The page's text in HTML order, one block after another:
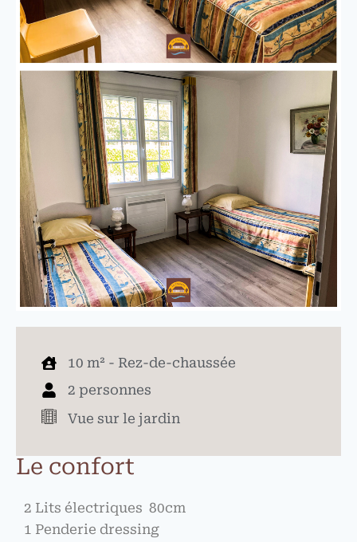
10 m² - Rez-de-chaussée
2 personnes
Vue sur le jardin
Le confort
2 Lits électriques 80cm
1 Penderie dressing